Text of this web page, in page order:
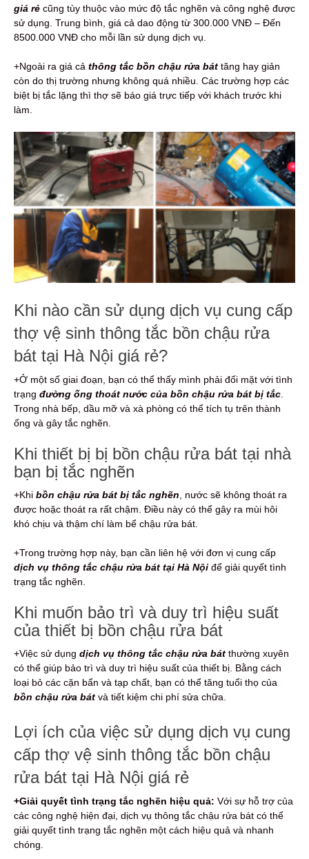
giá rẻ cũng tùy thuộc vào mức độ tắc nghẽn và công nghệ được
sử dụng. Trung bình, giá cả dao động từ 300.000 VNĐ – Đến
8500.000 VNĐ cho mỗi lần sử dụng dịch vụ.
+Ngoài ra giá cả thông tắc bồn chậu rửa bát tăng hay giản
còn do thị trường nhưng không quá nhiều. Các trường hợp các
biệt bị tắc lặng thì thợ sẽ báo giá trực tiếp với khách trước khi
làm.
Khi nào cần sử dụng dịch vụ cung cấp
thợ vệ sinh thông tắc bồn chậu rửa
bát tại Hà Nội giá rẻ?
+Ở một số giai đoạn, bạn có thể thấy mình phải đối mặt với tình
trạng đường ống thoát nước của bồn chậu rửa bát bị tắc
Trong nhà bếp, dầu mỡ và xà phòng có thể tích tụ trên thành
ống và gây tắc nghẽn.
Khi thiết bị bị bồn chậu rửa bát tại nhà
bạn bị tắc nghẽn
+Khi bồn chậu rửa bát bị tắc nghẽn , nước sẽ không thoát ra
được hoặc thoát ra rất chậm. Điều này có thể gây ra mùi hôi
khó chịu và thậm chí làm bể chậu rửa bát.
+Trong trường hợp này, bạn cần liên hệ với đơn vị cung cấp
dịch vụ thông tắc chậu rửa bát tại Hà Nội để giải quyết tình
trạng tắc nghẽn.
Khi muốn bảo trì và duy trì hiệu suất
của thiết bị bồn chậu rửa bát
+Việc sử dụng dịch vụ thông tắc chậu rửa bát thường xuyên
có thể giúp bảo trì và duy trì hiệu suất của thiết bị. Bằng cách
loại bỏ các cặn bẩn và tạp chất, bạn có thể tăng tuổi thọ của
bồn chậu rửa bát và tiết kiệm chi phí sửa chữa.
Lợi ích của việc sử dụng dịch vụ cung
cấp thợ vệ sinh thông tắc bồn chậu
rửa bát tại Hà Nội giá rẻ
+Giải quyết tình trạng tắc nghẽn hiệu quả: Với sự hỗ trợ của
các công nghệ hiện đại, dịch vụ thông tắc chậu rửa bát có thể
giải quyết tình trạng tắc nghẽn một cách hiệu quả và nhanh
chóng.